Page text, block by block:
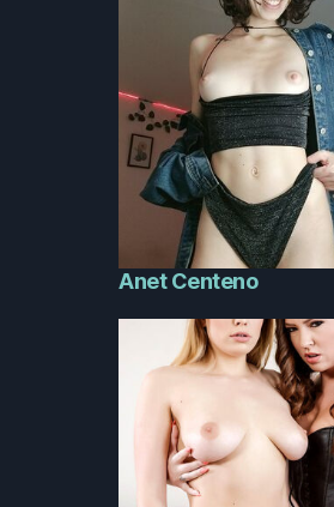
Anet Centeno